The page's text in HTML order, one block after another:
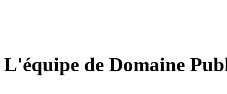
L'équipe de Domaine